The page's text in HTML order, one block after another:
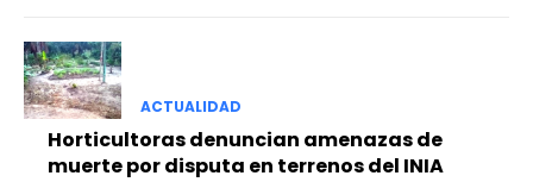
ACTUALIDAD
Horticultoras denuncian amenazas de
muerte por disputa en terrenos del INIA